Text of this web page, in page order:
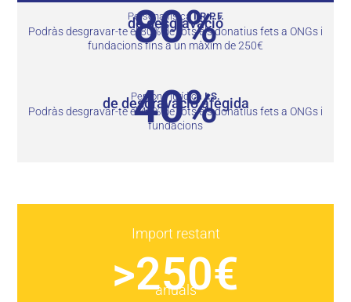
Persona físicaI.R.P.F.
80%
de desgravació
Podràs desgravar-te el 80% de tots els donatius fets a ONGs i
fundacions fins a un màxim de 250€
Persona jurídicaI.S.
40%
de desgravació afegida
Podràs desgravar-te el 40% de tots els donatius fets a ONGs i
fundacions
Import restant
>250€
anuals